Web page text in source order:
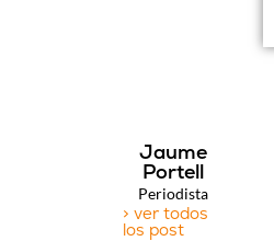
Jaume
Portell
Periodista
> ver todos
los post